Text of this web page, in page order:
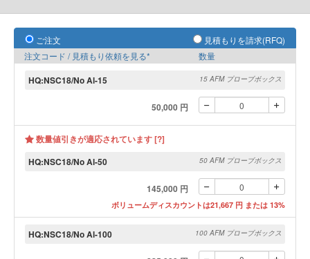
ン
ご注文
見積もりを請求(RFQ)
注文コード / 見積もり依頼を見る*
数量
HQ:NSC18/No Al-15 15 AFM プローブボックス
50,000 円
数量値引きが適応されています [?]
HQ:NSC18/No Al-50
50 AFM プローブボックス
145,000 円
ボリュームディスカウントは21,667 円 または 13%
HQ:NSC18/No Al-100 100 AFM プローブボックス